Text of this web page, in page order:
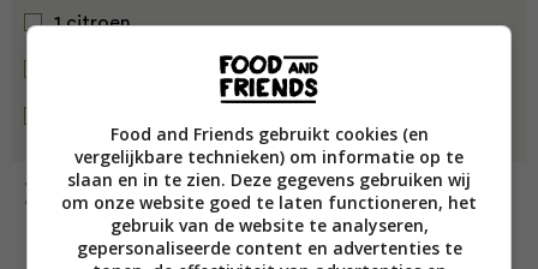
1 citroen
extra vergine olijfolie
Bereiding
Food and Friends gebruikt cookies (en
vergelijkbare technieken) om informatie op te
slaan en in te zien. Deze gegevens gebruiken wij
om onze website goed te laten functioneren, het
gebruik van de website te analyseren,
gepersonaliseerde content en advertenties te